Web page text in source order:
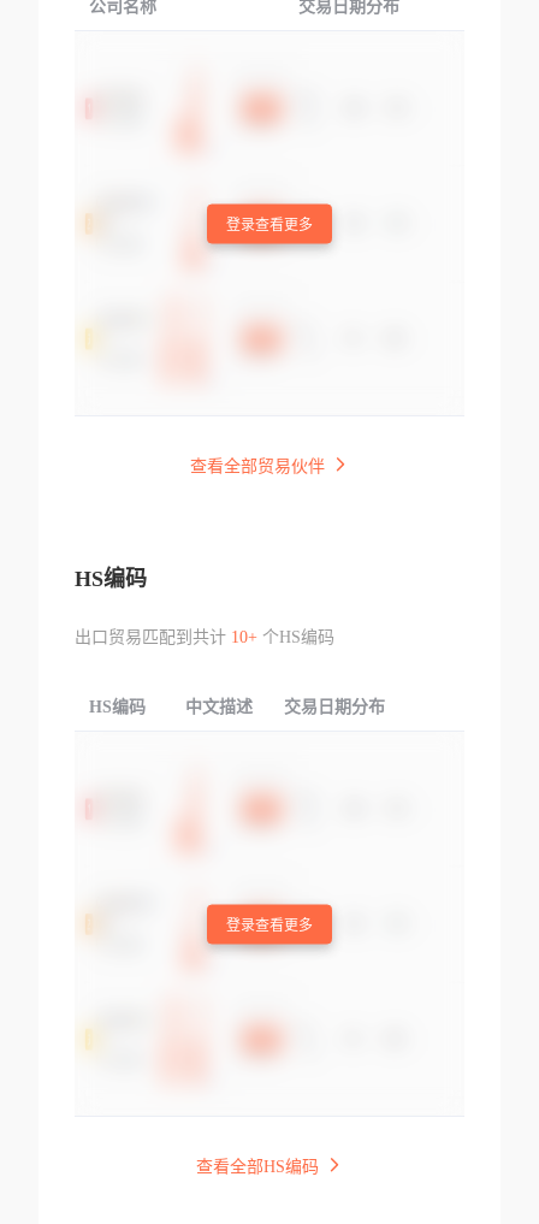
公司名称 交易日期分布
登录查看更多
查看全部贸易伙伴
HS编码
出口贸易匹配到共计 10+个HS编码
HS编码 中文描述 交易日期分布
登录查看更多
查看全部HS编码